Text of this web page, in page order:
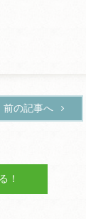
前の記事へ
！